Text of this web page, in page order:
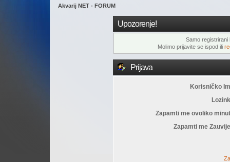
Akvarij NET - FORUM
Upozorenje!
Samo registrirani
Molimo prijavite se ispod ili
Prijava
Korisničko
Zapamti me ovoliko
Zapamti me